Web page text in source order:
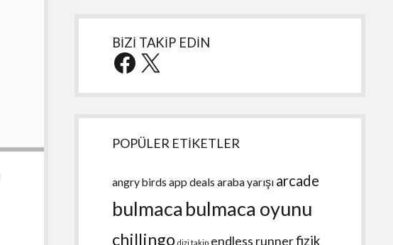
BİZİ TAKİP EDİN
Facebook
X
POPÜLER ETİKETLER
angry birds app deals araba yarışı arcade
bulmaca bulmaca oyunu
chillingo dizi takip endless runnerfizik